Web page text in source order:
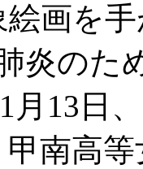
画を
炎の
月13日
南高